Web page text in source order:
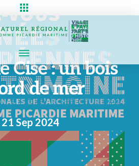
Cise : un bois
de mer
21 Sep 2024